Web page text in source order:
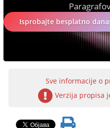
Isprobajte besplatno
Sve informacije o
Verzija propisa